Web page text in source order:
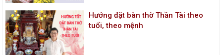
Hướng đặt bàn thờ Thần Tài theo
tuổi, theo mệnh